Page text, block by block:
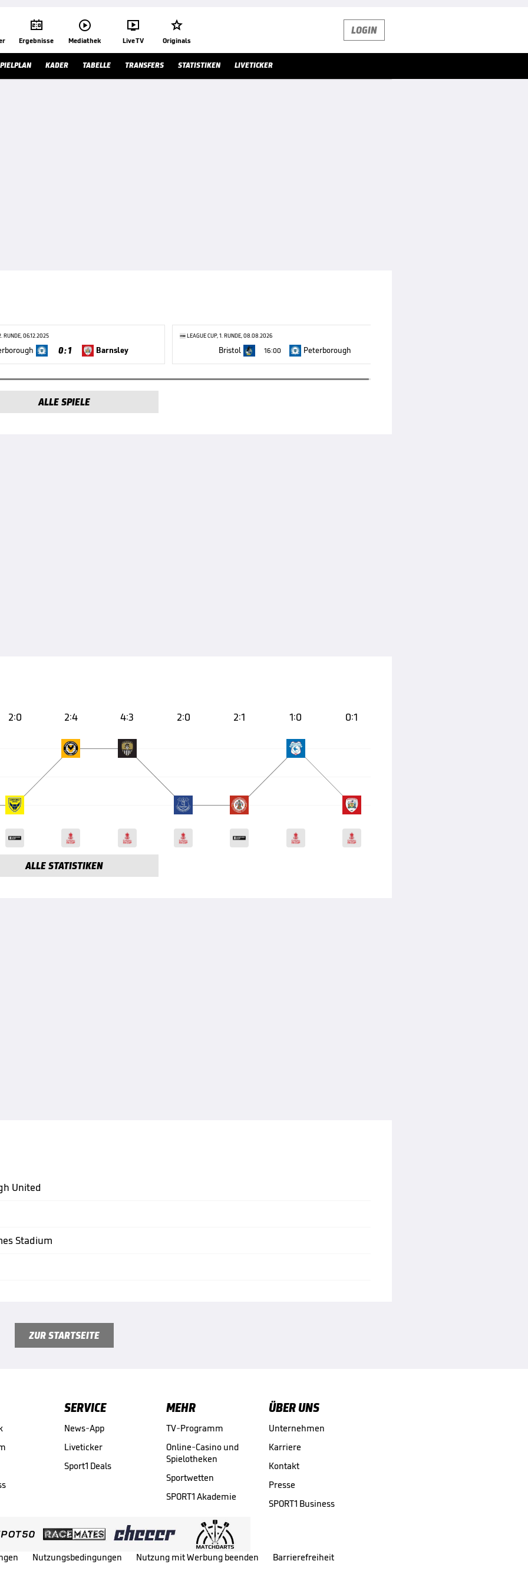

Ergebnisse

Mediathek

Live TV

Originals
LOGIN
KADER TABELLE TRANSFERS STATISTIKEN LIVETICKER
RUNDE, 06.12.2025
0 : 1 Barnsley
LEAGUE CUP, 1. RUNDE, 08.08.2026
Bristol 16:00 Peterborough
ALLE SPIELE
2:0 2:4 4:3 2:0 2:1 1:0 0:1
ALLE STATISTIKEN
United
Stadium
ZUR STARTSEITE
SERVICE
News-App
Liveticker
Sport1 Deals
MEHR
TV-Programm
Online-Casino und
Spielotheken
Sportwetten
SPORT1 Akademie
ÜBER UNS
Unternehmen
Karriere
Kontakt
Presse
SPORT1 Business
Nutzungsbedingungen Nutzung mit Werbung beenden Barrierefreiheit